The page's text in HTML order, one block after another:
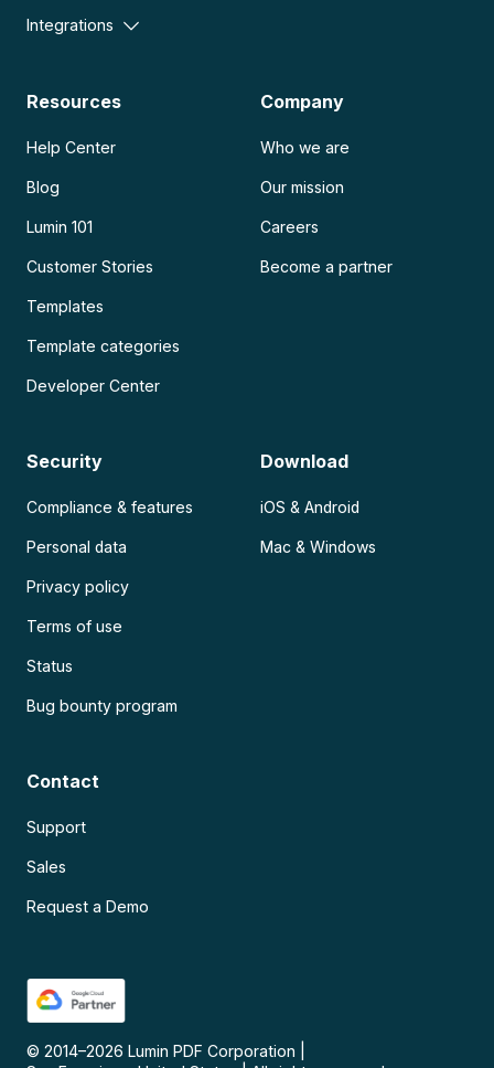
Integrations
Resources
Help Center
Blog
Lumin 101
Customer Stories
Templates
Template categories
Developer Center
Company
Who we are
Our mission
Careers
Become a partner
Security
Compliance & features
Personal data
Privacy policy
Terms of use
Status
Bug bounty program
Download
iOS & Android
Mac & Windows
Contact
Support
Sales
Request a Demo
© 2014–2026 Lumin PDF Corporation